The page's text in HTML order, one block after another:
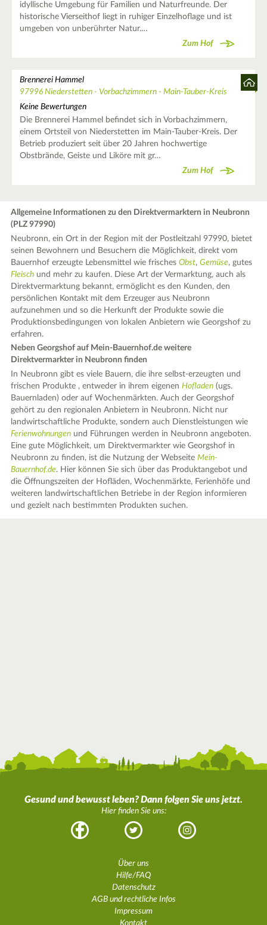
idyllische Umgebung für Familien und Naturfreunde. Der
historische Vierseithof liegt in ruhiger Einzelhoflage und ist
umgeben von unberührter Natur.…
Zum Hof
Brennerei Hammel
97996 Niederstetten - Vorbachzimmern - Main-Tauber-Kreis
Keine Bewertungen
Die Brennerei Hammel befindet sich in Vorbachzimmern,
einem Ortsteil von Niederstetten im Main-Tauber-Kreis. Der
Betrieb produziert seit über 20 Jahren hochwertige
Obstbrände, Geiste und Liköre mit gr…
Zum Hof
Allgemeine Informationen zu den Direktvermarktern in Neubronn
(PLZ 97990)
Neubronn, ein Ort in der Region mit der Postleitzahl 97990, bietet
seinen Bewohnern und Besuchern die Möglichkeit, direkt vom
Bauernhof erzeugte Lebensmittel wie frischesObst,Gemüse, gutes
Fleisch und mehr zu kaufen. Diese Art der Vermarktung, auch als
Direktvermarktung bekannt, ermöglicht es den Kunden, den
persönlichen Kontakt mit dem Erzeuger aus Neubronn
aufzunehmen und so die Herkunft der Produkte sowie die
Produktionsbedingungen von lokalen Anbietern wie Georgshof zu
erfahren.
Neben Georgshof auf Mein-Bauernhof.de weitere
Direktvermarkter in Neubronn finden
In Neubronn gibt es viele Bauern, die ihre selbst-erzeugten und
frischen Produkte , entweder in ihrem eigenenHofladen (ugs.
Bauernladen) oder auf Wochenmärkten. Auch der Georgshof
gehört zu den regionalen Anbietern in Neubronn. Nicht nur
landwirtschaftliche Produkte, sondern auch Dienstleistungen wie
Ferienwohnungen und Führungen werden in Neubronn angeboten.
Eine gute Möglichkeit, um Direktvermarkter wie Georgshof in
Neubronn zu finden, ist die Nutzung der WebseiteMein-
Bauernhof.de. Hier können Sie sich über das Produktangebot und
die Öffnungszeiten der Hofläden, Wochenmärkte, Ferienhöfe und
weiteren landwirtschaftlichen Betriebe in der Region informieren
und gezielt nach bestimmten Produkten suchen.
Gesund und bewusst leben? Dann folgen Sie uns jetzt.
Hier finden Sie uns:
Facebook Twitter Instagram
Über uns
Hilfe/FAQ
Datenschutz
AGB und rechtliche Infos
Impressum